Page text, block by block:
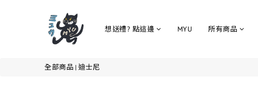
想送禮? 點這邊 MYU 所有商品
全部商品 | 迪士尼